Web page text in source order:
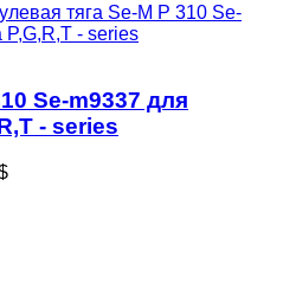
тяга Se-M P 310 Se-
P,G,R,T - series
Se-m9337 для
- series